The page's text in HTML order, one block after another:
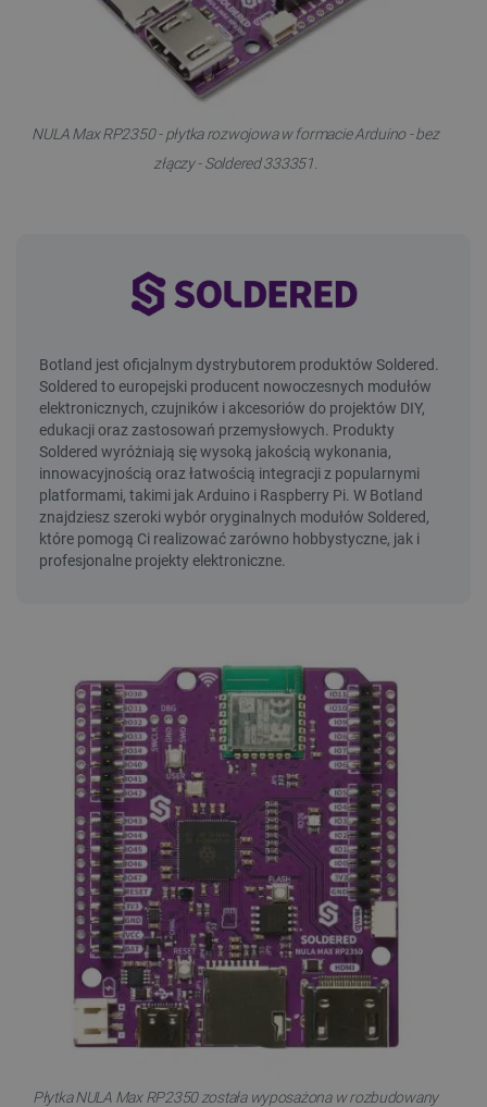
NULA Max RP2350 - płytka rozwojowa w formacie Arduino - bez
złączy - Soldered 333351.
Płytka NULA Max RP2350 została wyposażona w rozbudowany